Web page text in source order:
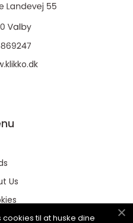
Us
til at huske dine